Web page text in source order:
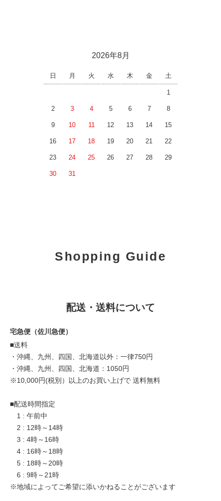
2026年8月
日 月 火 水 木 金 土
1
2 3 4 5 6 7 8
9 10 11 12 13 14 15
16 17 18 19 20 21 22
23 24 25 26 27 28 29
30 31
Shopping Guide
配送・送料について
宅急便（佐川急便）
■送料
・沖縄、九州、四国、北海道以外：一律750円
・沖縄、九州、四国、北海道：1050円
※10,000円(税別）以上のお買い上げで 送料無料
■配送時間指定
1 : 午前中
2 : 12時～14時
3 : 4時～16時
4 : 16時～18時
5 : 18時～20時
6 : 9時～21時
※地域によってご希望に添いかねることがございます